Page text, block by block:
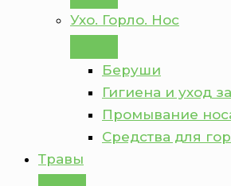
Ухо. Горло. Нос
Беруши
Гигиена и уход
Промывание
Средства для
Травы